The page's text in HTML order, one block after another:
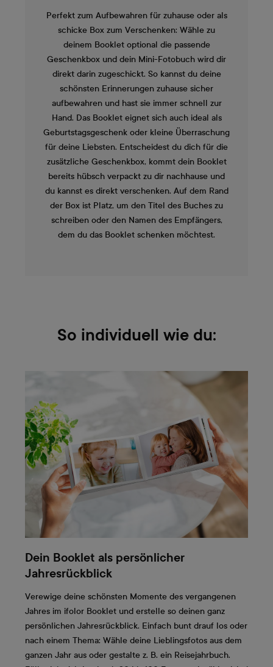
Perfekt zum Aufbewahren für zuhause oder als
schicke Box zum Verschenken: Wähle zu
deinem Booklet optional die passende
Geschenkbox und dein Mini-Fotobuch wird dir
direkt darin zugeschickt. So kannst du deine
schönsten Erinnerungen zuhause sicher
aufbewahren und hast sie immer schnell zur
Hand. Das Booklet eignet sich auch ideal als
Geburtstagsgeschenk oder kleine Überraschung
für deine Liebsten. Entscheidest du dich für die
zusätzliche Geschenkbox, kommt dein Booklet
bereits hübsch verpackt zu dir nachhause und
du kannst es direkt verschenken. Auf dem Rand
der Box ist Platz, um den Titel des Buches zu
schreiben oder den Namen des Empfängers,
dem du das Booklet schenken möchtest.
So individuell wie du:
Dein Booklet als persönlicher
Jahresrückblick
Verewige deine schönsten Momente des vergangenen
Jahres im ifolor Booklet und erstelle so deinen ganz
persönlichen Jahresrückblick. Einfach bunt drauf los oder
nach einem Thema: Wähle deine Lieblingsfotos aus dem
ganzen Jahr aus oder gestalte z. B. ein Reisejahrbuch.